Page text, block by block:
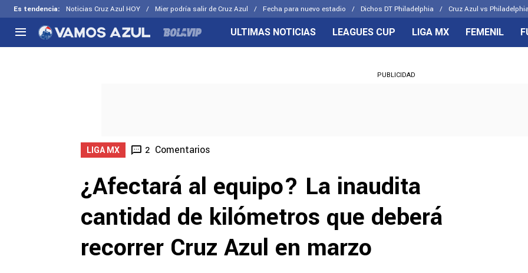
Es tendencia: Noticias Cruz Azul HOY Mier podría salir de Cruz Azul Fecha para nuevo estadio Dichos DT Philadelphia Cruz Azul vs
Selección Mexicana
CELESTES
ULTIMAS NOTICIAS LEAGUES CUP LIGA MX FEMENIL
PUBLICIDAD
LIGA MX 2 Comentarios
¿Afectará al equipo? La inaudita
cantidad de kilómetros que deberá
recorrer Cruz Azul en marzo